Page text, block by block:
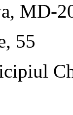
MD-
55